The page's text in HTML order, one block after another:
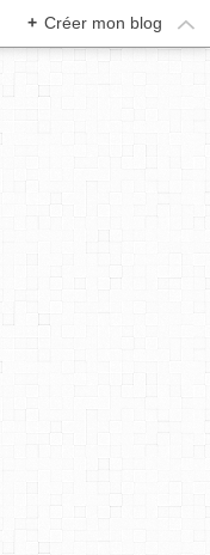
+ Créer mon blog